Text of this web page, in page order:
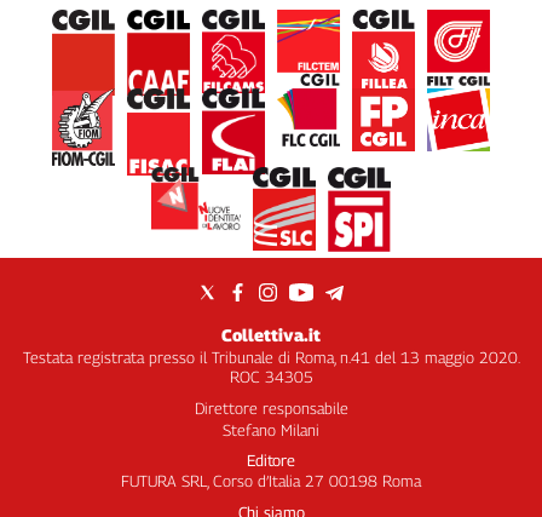
Collettiva.it
Testata registrata presso il Tribunale di Roma, n.41 del 13 maggio 2020.
ROC 34305
Direttore responsabile
Stefano Milani
Editore
FUTURA SRL, Corso d’Italia 27 00198 Roma
Chi siamo